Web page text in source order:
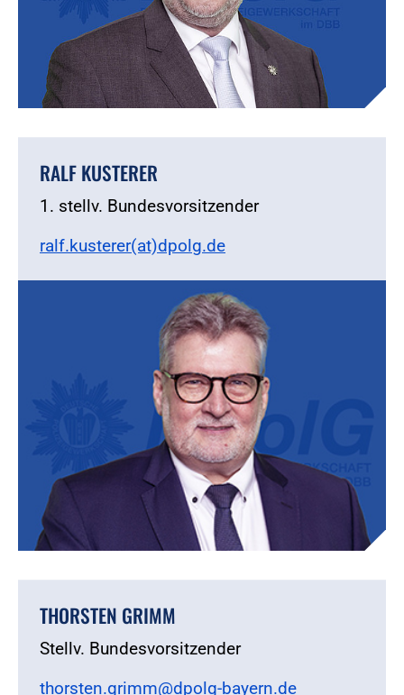
RALF KUSTERER
1. stellv. Bundesvorsitzender
ralf.kusterer(at)dpolg.de
THORSTEN GRIMM
Stellv. Bundesvorsitzender
thorsten.grimm@dpolg-bayern.de